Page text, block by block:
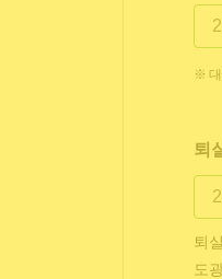
※
퇴
퇴
도